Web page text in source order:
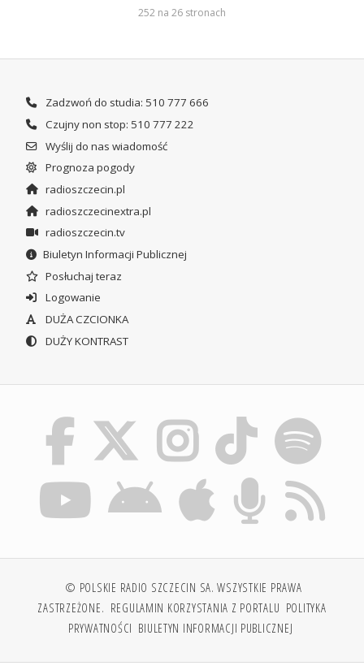
252 na 26 stronach
Zadzwoń do studia: 510 777 666
Czujny non stop: 510 777 222
Wyślij do nas wiadomość
Prognoza pogody
radioszczecin.pl
radioszczecinextra.pl
radioszczecin.tv
Biuletyn Informacji Publicznej
Posłuchaj teraz
Logowanie
DUŻA CZCIONKA
DUŻY KONTRAST
© POLSKIE RADIO SZCZECIN SA. WSZYSTKIE PRAWA
ZASTRZEŻONE. REGULAMIN KORZYSTANIA Z PORTALU POLITYKA
PRYWATNOŚCI BIULETYN INFORMACJI PUBLICZNEJ